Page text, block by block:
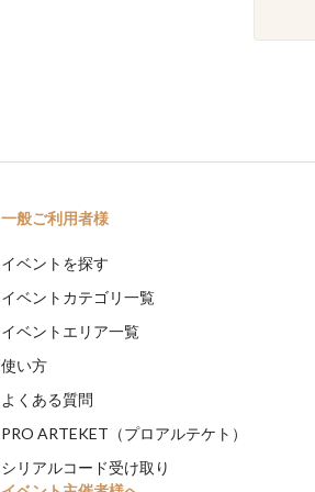
一般ご利用者様
イベントを探す
イベントカテゴリ一覧
イベントエリア一覧
使い方
よくある質問
PRO ARTEKET（プロアルテケト）
シリアルコード受け取り